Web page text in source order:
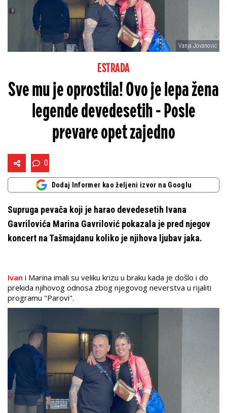
Vanja Jovanović
ESTRADA
Sve mu je oprostila! Ovo je lepa žena
legende devedesetih - Posle
prevare opet zajedno
0
Dodaj Informer kao željeni izvor na Googlu
Supruga pevača koji je harao devedesetih Ivana
Gavrilovića Marina Gavrilović pokazala je pred njegov
koncert na Tašmajdanu koliko je njihova ljubav jaka.
Ivan i Marina imali su veliku krizu u braku kada je došlo i do
prekida njihovog odnosa zbog njegovog neverstva u rijaliti
programu "Parovi".